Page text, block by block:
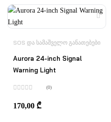
SOS ᲓᲐ ᲡᲐᲛᲐᲨᲕᲔᲚᲝ ᲒᲐᲜᲐᲗᲔᲑᲔᲑᲘ
Aurora 24-inch Signal
Warning Light
0 ,
5-
(0)
170,00 ₾